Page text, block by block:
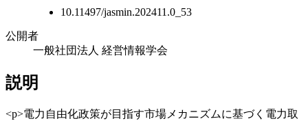
10.11497/jasmin.202411.0_53
公開者
一般社団法人 経営情報学会
説明
<p>電力自由化政策が目指す市場メカニズムに基づく電力取